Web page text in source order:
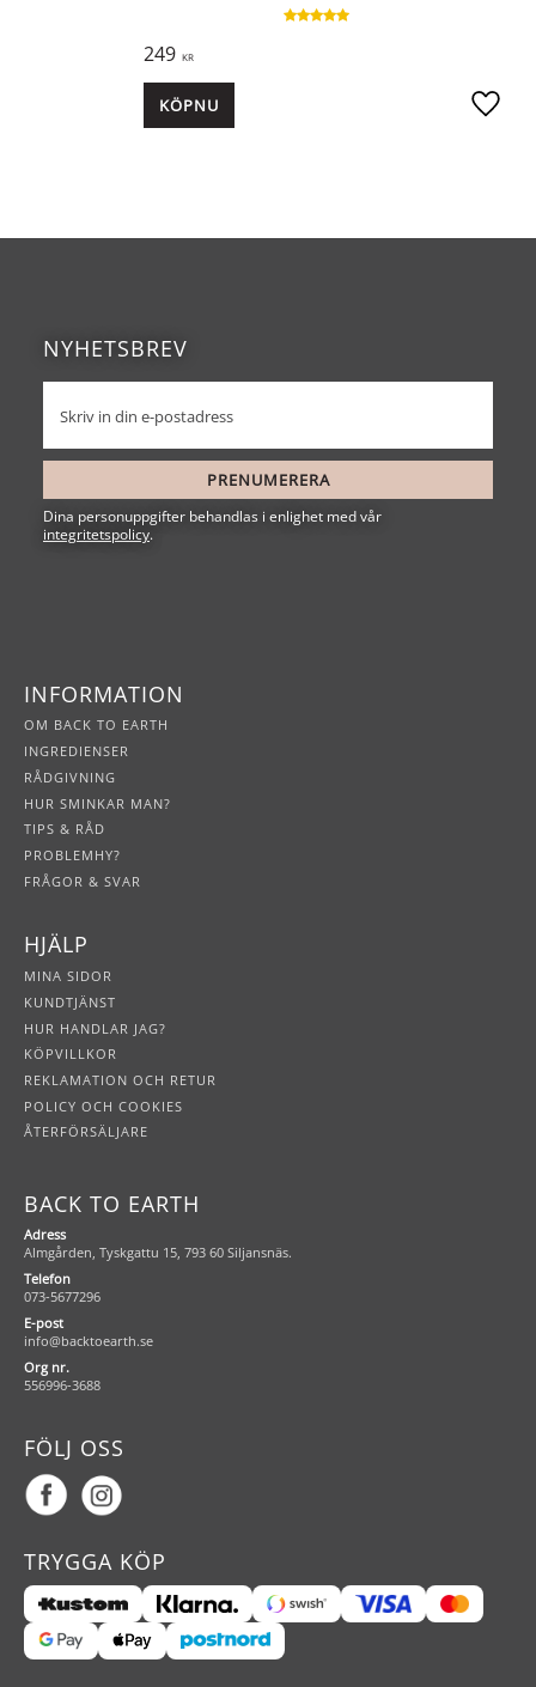
249 KR
Lägg
KÖP
NYHETSBREV
PRENUMERERA
Dina personuppgifter behandlas i enlighet med vår
integritetspolicy.
INFORMATION
OM BACK TO EARTH
INGREDIENSER
RÅDGIVNING
HUR SMINKAR MAN?
TIPS & RÅD
PROBLEMHY?
FRÅGOR & SVAR
HJÄLP
MINA SIDOR
KUNDTJÄNST
HUR HANDLAR JAG?
KÖPVILLKOR
REKLAMATION OCH RETUR
POLICY OCH COOKIES
ÅTERFÖRSÄLJARE
BACK TO EARTH
Adress
Almgården, Tyskgattu 15, 793 60 Siljansnäs.
Telefon
073-5677296
E-post
info@backtoearth.se
Org nr.
556996-3688
FÖLJ OSS
TRYGGA KÖP